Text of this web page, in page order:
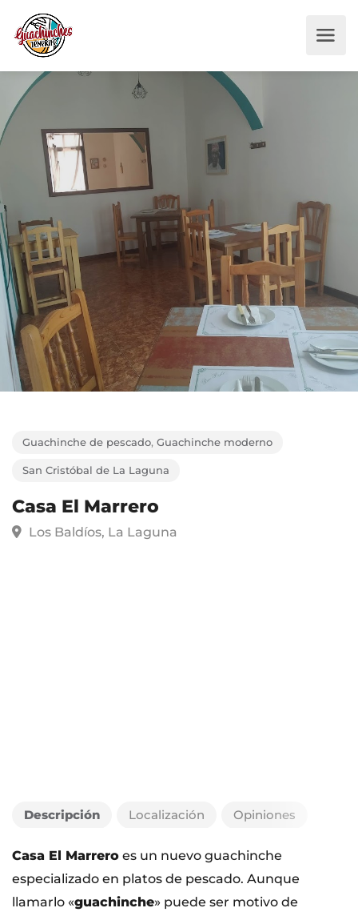
Guachinche de pescado
San Cristóbal de La Laguna
Descripción Localización Opiniones
Casa El Marrero es un nuevo guachinche
especializado en platos de pescado. Aunque
llamarlo «guachinche» puede ser motivo de